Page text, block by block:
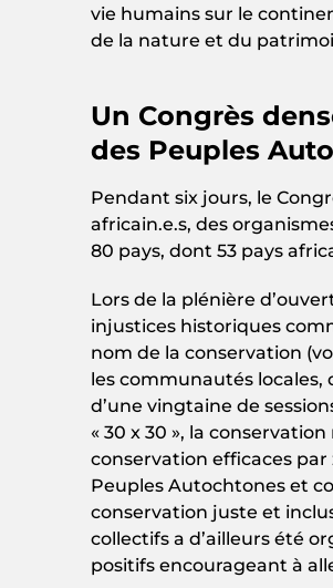
vie humains sur le
de la nature et du
Un Congrès
des Peuples
Pendant six jours, le
africain.e.s, des
80 pays, dont 53 pays
Lors de la plénière
injustices historiques
nom de la conservation
les communautés
d’une vingtaine de
« 30 x 30 », la
conservation efficaces par
Peuples Autochtones et
conservation juste et
collectifs a d’ailleurs été
positifs encourageant à